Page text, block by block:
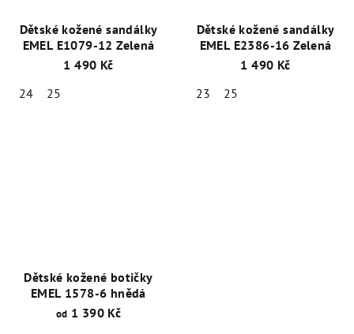
Dětské kožené sandálky
EMEL E1079-12 Zelená
1 490 Kč
24
25
Dětské kožené sandálky
EMEL E2386-16 Zelená
1 490 Kč
23
25
Dětské kožené botičky
EMEL 1578-6 hnědá
od 1 390 Kč